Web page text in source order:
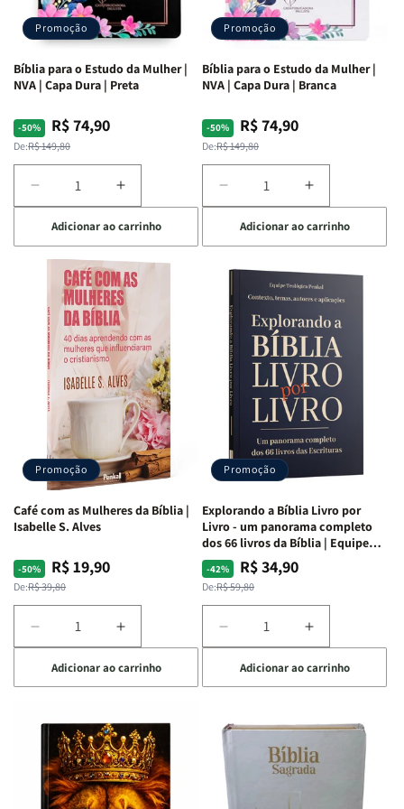
Promoção
Bíblia para o Estudo da Mulher |
NVA | Capa Dura | Preta
-50%
Preço
normal
De:R$ 149,80
Preço
promocional
R$ 74,90
Diminuir
a
quantidade
de
Bíblia
para
Estudo
da
Mulher
NVA
Capa
Dura
|
Preta
Aumentar
a
quantidade
de
Bíblia
para
o
Estudo
da
Mulher
|
NVA
|
Capa
Dura
|
Adicionar ao carrinho
Promoção
Bíblia para o Estudo da Mulher |
NVA | Capa Dura | Branca
-50%
Preço
normal
De:R$ 149,80
Preço
promocional
R$ 74,90
Diminuir
a
quantidade
de
Bíblia
o
Estudo
da
Mulher
NVA
Capa
Dura
|
Aumentar
a
quantidade
de
Bíblia
para
o
Estudo
Mulher
|
NVA
|
Capa
Dura
|
Adicionar ao carrinho
Promoção
Café com as Mulheres da Bíblia |
Isabelle S. Alves
-50%
Preço
normal
De:R$ 39,80
Preço
promocional
R$ 19,90
Diminuir
a
quantidade
de
com
Mulheres
da
Bíblia
Aumentar
a
quantidade
de
com
as
Mulheres
da
Bíblia
Adicionar ao carrinho
Promoção
Explorando a Bíblia Livro por
Livro - um panorama completo
dos 66 livros da Bíblia | Equipe
teológica Penkal
-42%
Preço
normal
De:R$ 59,80
Preço
promocional
R$ 34,90
Diminuir
a
quantidade
de
a
Bíblia
Livro
por
Livro
Aumentar
a
quantidade
de
a
Bíblia
Livro
Adicionar ao carrinho